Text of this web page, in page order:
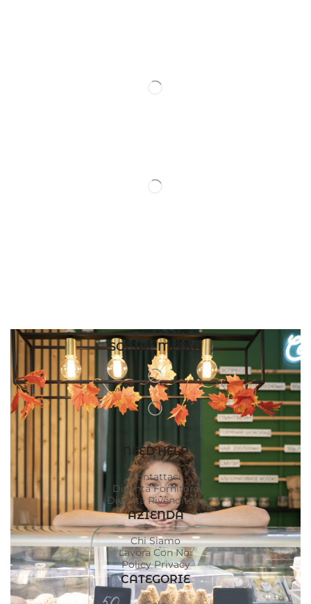
SOCIAL MEDIA
NEED HELP
Contattaci
Diventa Fornitore
Diventa Rivenditore
AZIENDA
Chi Siamo
Lavora Con Noi
Policy Privacy
CATEGORIE